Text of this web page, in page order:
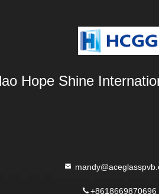
Hope Shine
+8618669870696